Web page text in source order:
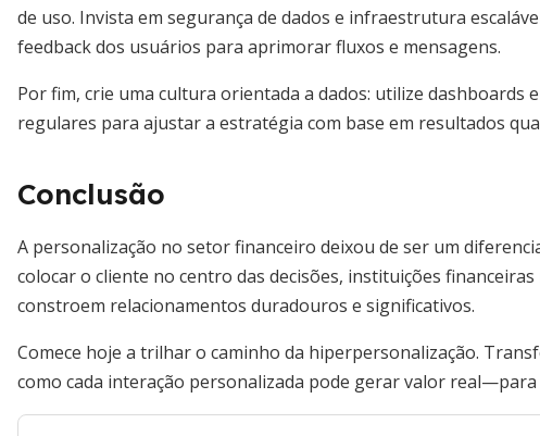
de uso. Invista em segurança de dados e infraestrutura
feedback dos usuários para aprimorar fluxos e mensagens.
Por fim, crie uma cultura orientada a dados: utilize dashboards
regulares para ajustar a estratégia com base em resultados
Conclusão
A personalização no setor financeiro deixou de ser um
colocar o cliente no centro das decisões, instituições
constroem relacionamentos duradouros e significativos.
Comece hoje a trilhar o caminho da hiperpersonalização.
como cada interação personalizada pode gerar valor